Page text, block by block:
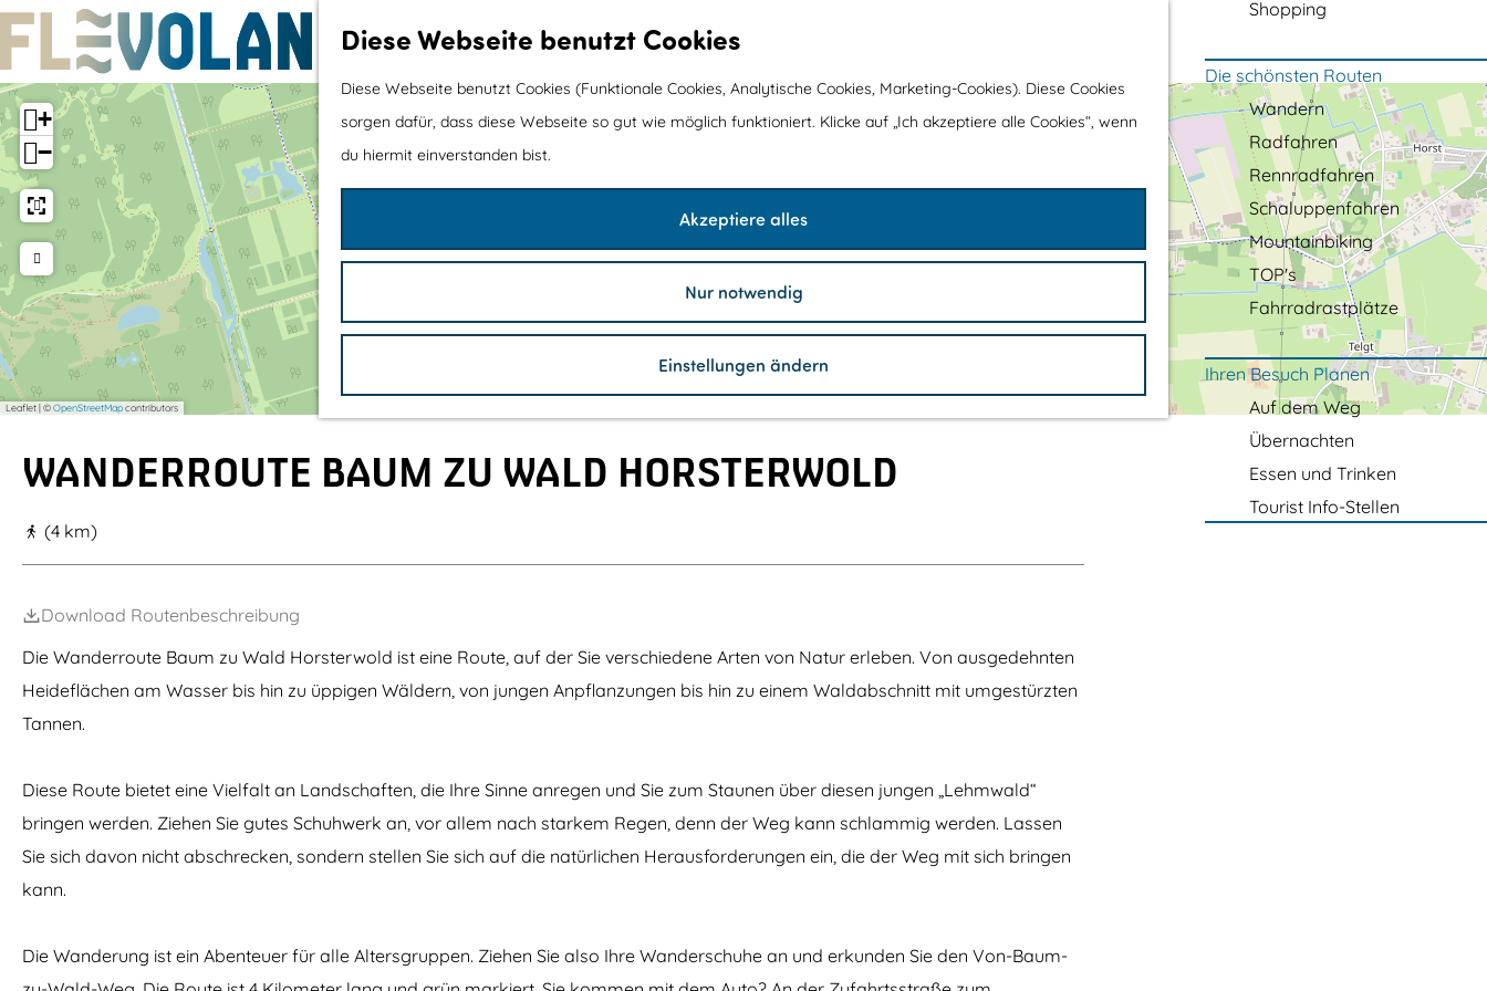
Diese Webseite benutzt Cookies
Diese Webseite benutzt Cookies (Funktionale Cookies, Analytische Cookies, Marketing-Cookies). Diese Cookies
sorgen dafür, dass diese Webseite so gut wie möglich funktioniert. Klicke auf „Ich akzeptiere alle Cookies“, wenn
du hiermit einverstanden bist.
Akzeptiere alles
Nur notwendig
Einstellungen ändern
G
e
h
e
i
e
z
u
r
Shopping
Die schönsten Routen
Wandern
Radfahren
Rennradfahren
Schaluppenfahren
Mountainbiking
TOP's
Fahrradrastplätze
Ihren Besuch Planen
Auf dem Weg
Übernachten
Essen und Trinken
Tourist Info-Stellen
+
−
Leaflet|©OpenStreetMapcontributors
WANDERROUTE BAUM ZU WALD HORSTERWOLD
(4 km)
Download Routenbeschreibung
Die Wanderroute Baum zu Wald Horsterwold ist eine Route, auf der Sie verschiedene Arten von Natur erleben. Von ausgedehnten
Heideflächen am Wasser bis hin zu üppigen Wäldern, von jungen Anpflanzungen bis hin zu einem Waldabschnitt mit umgestürzten
Tannen.
Diese Route bietet eine Vielfalt an Landschaften, die Ihre Sinne anregen und Sie zum Staunen über diesen jungen „Lehmwald“
bringen werden. Ziehen Sie gutes Schuhwerk an, vor allem nach starkem Regen, denn der Weg kann schlammig werden. Lassen
Sie sich davon nicht abschrecken, sondern stellen Sie sich auf die natürlichen Herausforderungen ein, die der Weg mit sich bringen
kann.
Die Wanderung ist ein Abenteuer für alle Altersgruppen. Ziehen Sie also Ihre Wanderschuhe an und erkunden Sie den Von-Baum-